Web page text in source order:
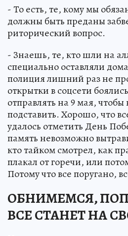
- То есть, те, кому мы
должны быть преданы
риторический вопрос.
- Знаешь, те, кто шли на
специально оставляли
полиция лишний раз не
открытки в соцсети
отправлять на 9 мая, чтобы
подставить. Хорошо, что
удалось отметить День
память невозможно
кто тайком смотрел, как
плакал от горечи, или
Потому что все поругано,
ОБНИМЕМСЯ,
ВСЕ СТАНЕТ НА